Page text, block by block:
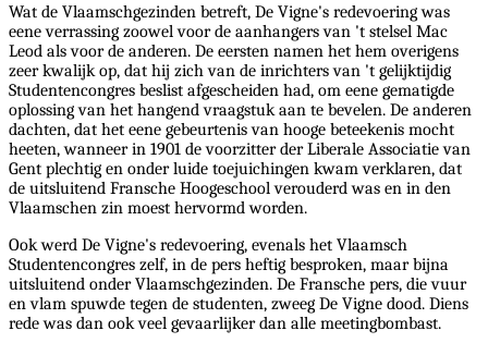
Wat de Vlaamschgezinden betreft, De Vigne's redevoering was
eene verrassing zoowel voor de aanhangers van 't stelsel Mac
Leod als voor de anderen. De eersten namen het hem overigens
zeer kwalijk op, dat hij zich van de inrichters van 't gelijktijdig
Studentencongres beslist afgescheiden had, om eene gematigde
oplossing van het hangend vraagstuk aan te bevelen. De anderen
dachten, dat het eene gebeurtenis van hooge beteekenis mocht
heeten, wanneer in 1901 de voorzitter der Liberale Associatie van
Gent plechtig en onder luide toejuichingen kwam verklaren, dat
de uitsluitend Fransche Hoogeschool verouderd was en in den
Vlaamschen zin moest hervormd worden.
Ook werd De Vigne's redevoering, evenals het Vlaamsch
Studentencongres zelf, in de pers heftig besproken, maar bijna
uitsluitend onder Vlaamschgezinden. De Fransche pers, die vuur
en vlam spuwde tegen de studenten, zweeg De Vigne dood. Diens
rede was dan ook veel gevaarlijker dan alle meetingbombast.